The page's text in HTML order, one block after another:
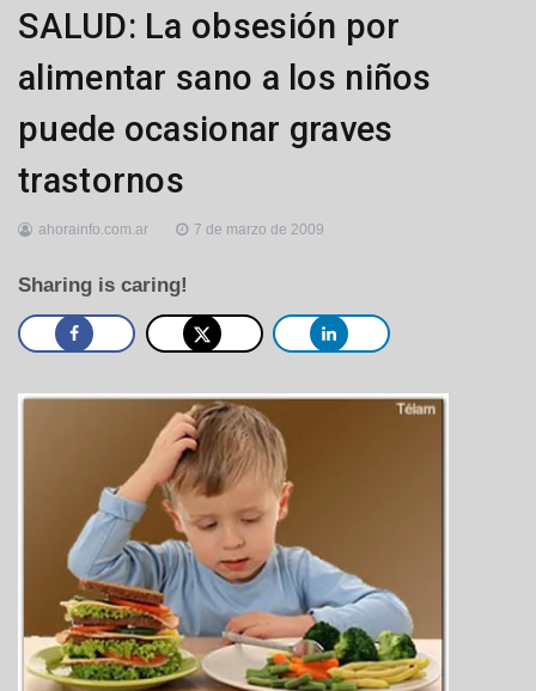
Salud
SALUD: La obsesión por
alimentar sano a los niños
puede ocasionar graves
trastornos
ahorainfo.com.ar 7 de marzo de 2009
Sharing is caring!